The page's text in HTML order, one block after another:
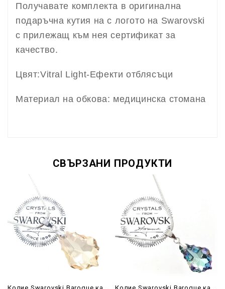
Получавате комплекта в оригинална
подаръчна кутия на с логото на Swarovski
с прилежащ към нея сертификат за
качество.
Цвят:Vitral Light-Ефекти отблясъци
Материал на обкова: медицинска стомана
СВЪРЗАНИ ПРОДУКТИ